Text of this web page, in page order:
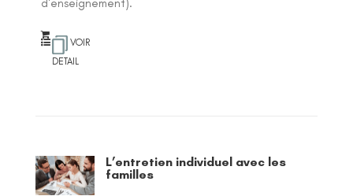
VOIR
DETAIL
L’entretien individuel avec les
familles